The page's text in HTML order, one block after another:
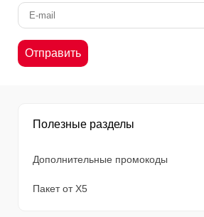
Полезные разделы
Дополнительные промокоды
Пакет от X5